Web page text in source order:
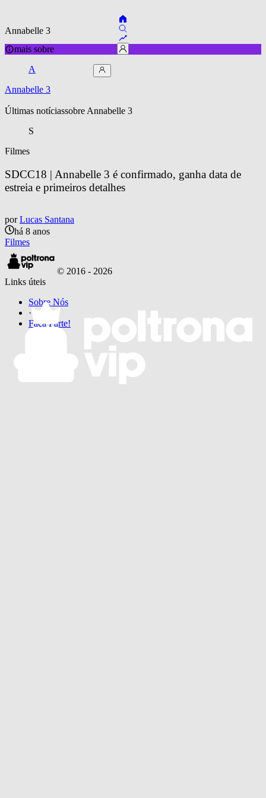
Annabelle 3
mais sobre
A
Annabelle 3
Últimas notíciassobre Annabelle 3
S
Filmes
SDCC18 | Annabelle 3 é confirmado, ganha data de
estreia e primeiros detalhes
por Lucas Santana
há 8 anos
Filmes
© 2016 - 2026
Links úteis
Sobre Nós
·
Faça Parte!